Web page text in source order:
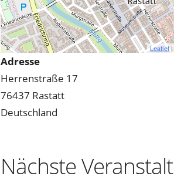
Leaflet|
Adresse
Herrenstraße 17
76437 Rastatt
Deutschland
Nächste